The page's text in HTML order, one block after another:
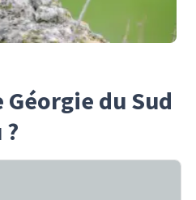
du Sud